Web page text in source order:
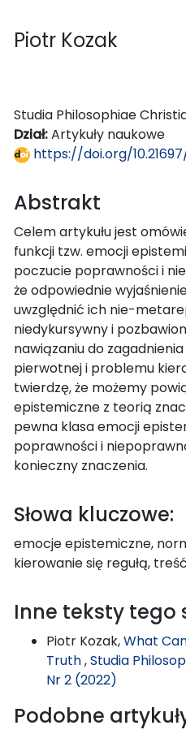
Piotr Kozak
Studia Philosophiae
Dział:Artykuły naukowe
https://doi.org/10.21697/
Abstrakt
Celem artykułu jest
funkcji tzw. emocji
poczucie poprawności i
że odpowiednie
uwzględnić ich nie-
niedykursywny i
nawiązaniu do
pierwotnej i problemu
twierdzę, że możemy
epistemiczne z teorią
pewna klasa emocji
poprawności i
konieczny znaczenia.
Słowa kluczowe:
emocje epistemiczne,
kierowanie się regułą,
Inne teksty
Piotr Kozak,What
Truth,Studia
Nr 2 (2022)
Podobne